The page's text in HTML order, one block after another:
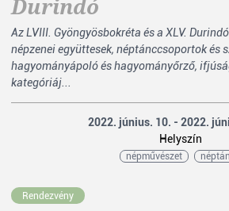
Durindó
Az LVIII. Gyöngyösbokréta és a XLV.
népzenei együttesek, néptánccsoportok és
hagyományápoló és hagyományőrző,
kategóriáj...
2022. június. 10. - 2022.
Helyszín
népművészet
Rendezvény